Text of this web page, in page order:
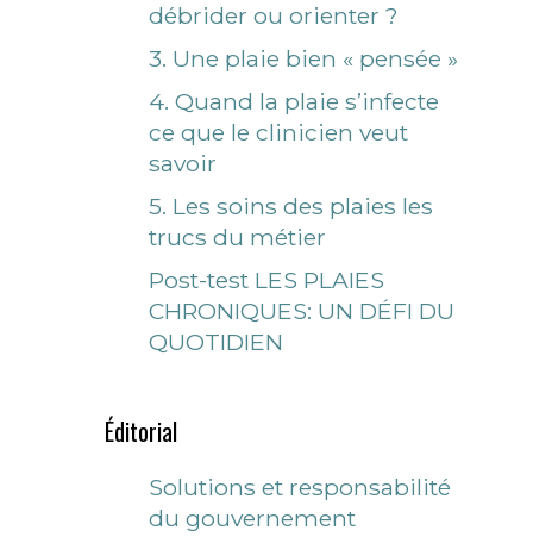
débrider ou orienter ?
3. Une plaie bien « pensée »
4. Quand la plaie s’infecte
ce que le clinicien veut
savoir
5. Les soins des plaies les
trucs du métier
Post-test LES PLAIES
CHRONIQUES: UN DÉFI DU
QUOTIDIEN
Éditorial
Solutions et responsabilité
du gouvernement